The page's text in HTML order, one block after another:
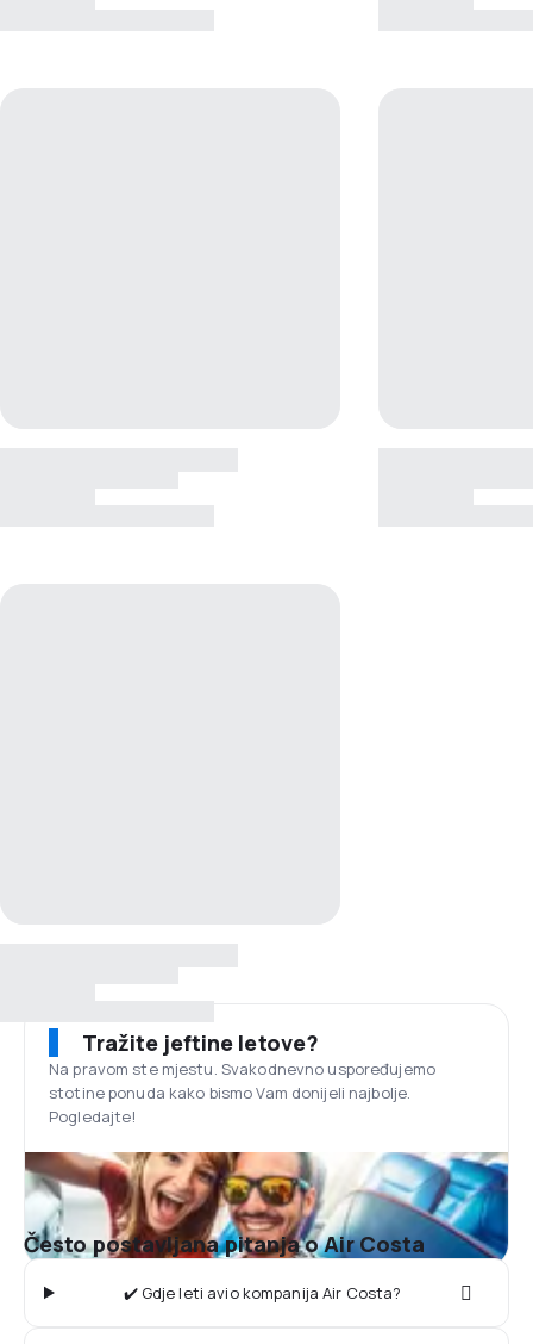
Tražite jeftine letove?
Na pravom ste mjestu. Svakodnevno uspoređujemo
stotine ponuda kako bismo Vam donijeli najbolje.
Pogledajte!
Često postavljana pitanja o Air Costa
✔️ Gdje leti avio kompanija Air Costa?